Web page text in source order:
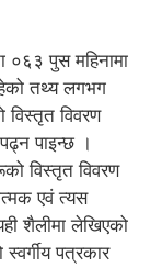
०६३ पुस महिनामा
तथ्य लगभग
विवरण
पाइन्छ ।
विस्तृत विवरण
एवं त्यस
शैलीमा लेखिएको
स्वर्गीय पत्रकार